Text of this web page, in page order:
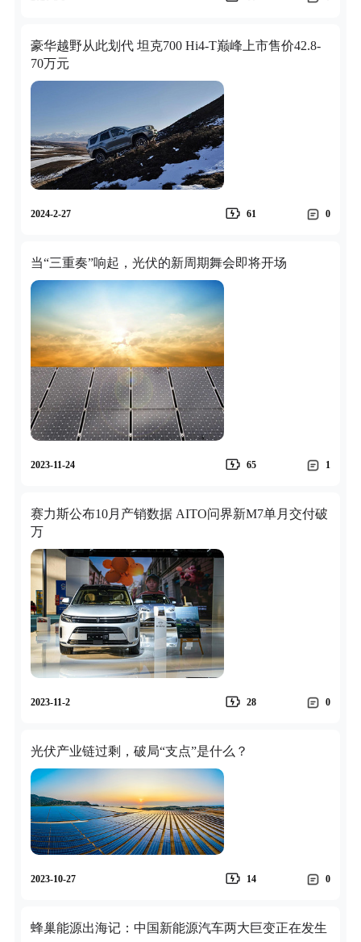
豪华越野从此划代 坦克700 Hi4-T巅峰上市售价42.8-
70万元
2024-2-27 61 0
当“三重奏”响起，光伏的新周期舞会即将开场
2023-11-24 65 1
赛力斯公布10月产销数据 AITO问界新M7单月交付破
万
2023-11-2 28 0
光伏产业链过剩，破局“支点”是什么？
2023-10-27 14 0
蜂巢能源出海记：中国新能源汽车两大巨变正在发生